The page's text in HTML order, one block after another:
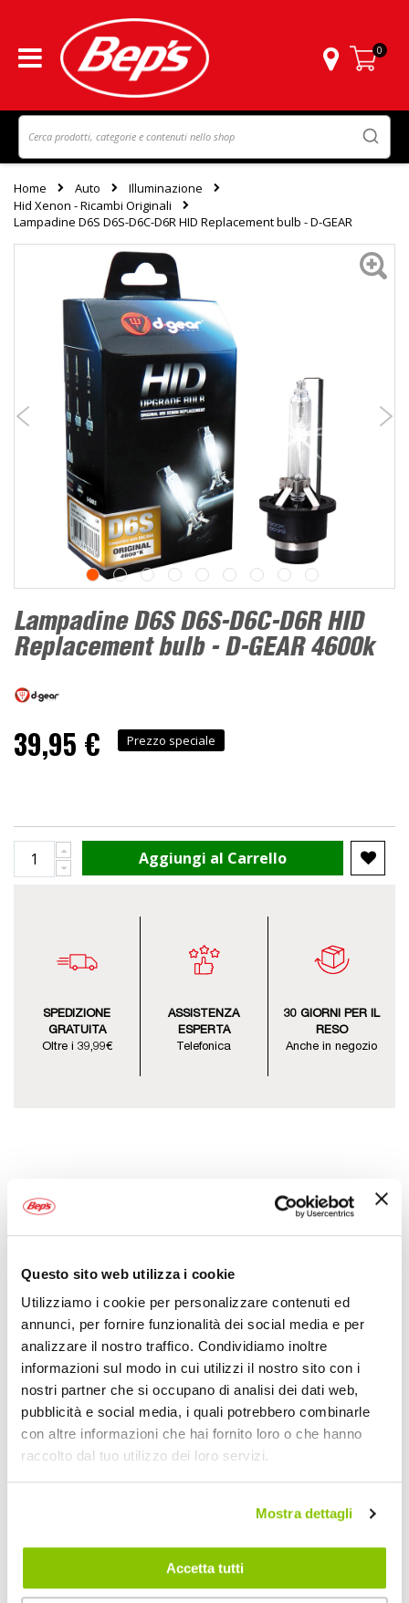
Questo sito web utilizza i cookie
Utilizziamo i cookie per personalizzare contenuti ed
annunci, per fornire funzionalità dei social media e per
analizzare il nostro traffico. Condividiamo inoltre
informazioni sul modo in cui utilizzi il nostro sito con i
nostri partner che si occupano di analisi dei dati web,
pubblicità e social media, i quali potrebbero combinarle
con altre informazioni che hai fornito loro o che hanno
raccolto dal tuo utilizzo dei loro servizi.
Mostra dettagli
Accetta tutti
Carrello
0
Home Auto
Illuminazione
Hid Xenon - Ricambi Originali
Lampadine D6S D6S-D6C-D6R HID Replacement bulb - D-GEAR
Lampadine D6S D6S-D6C-D6R HID
Replacement bulb - D-GEAR 4600k
39,95 € Prezzo speciale
Aggiungi al Carrello
SPEDIZIONE
GRATUITA
Oltre i 39,99€
ASSISTENZA
ESPERTA
Telefonica
30 GIORNI PER IL
RESO
Anche in negozio
Descrizione
D-Gear OEM Replacement HID è la lampada Xenon progettata per
originale. Questa lampadina sostituisce direttamente il bulbo Xenon
di primo impianto a pari grado Kelvin o maggiorato. Nessuna
modifica è necessaria; facile da montare con il fai da te.
Omologazione ECE R99. Sostituisce la lampada Xenon originale.
Migliora la resa della luce e la visibilità. Vetro al quarzo con
trattamento UV-Cut
LISTA APPLICAZIONI LAMPADINE AUTO
INFORMATIVA XENON
AVVERTENZE
Specifiche tecniche
Informazioni
4712366886636